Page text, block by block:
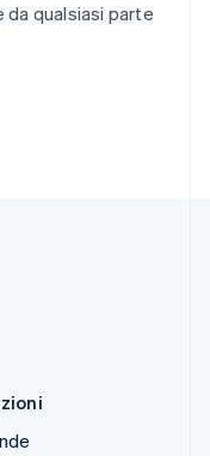
qualsiasi parte